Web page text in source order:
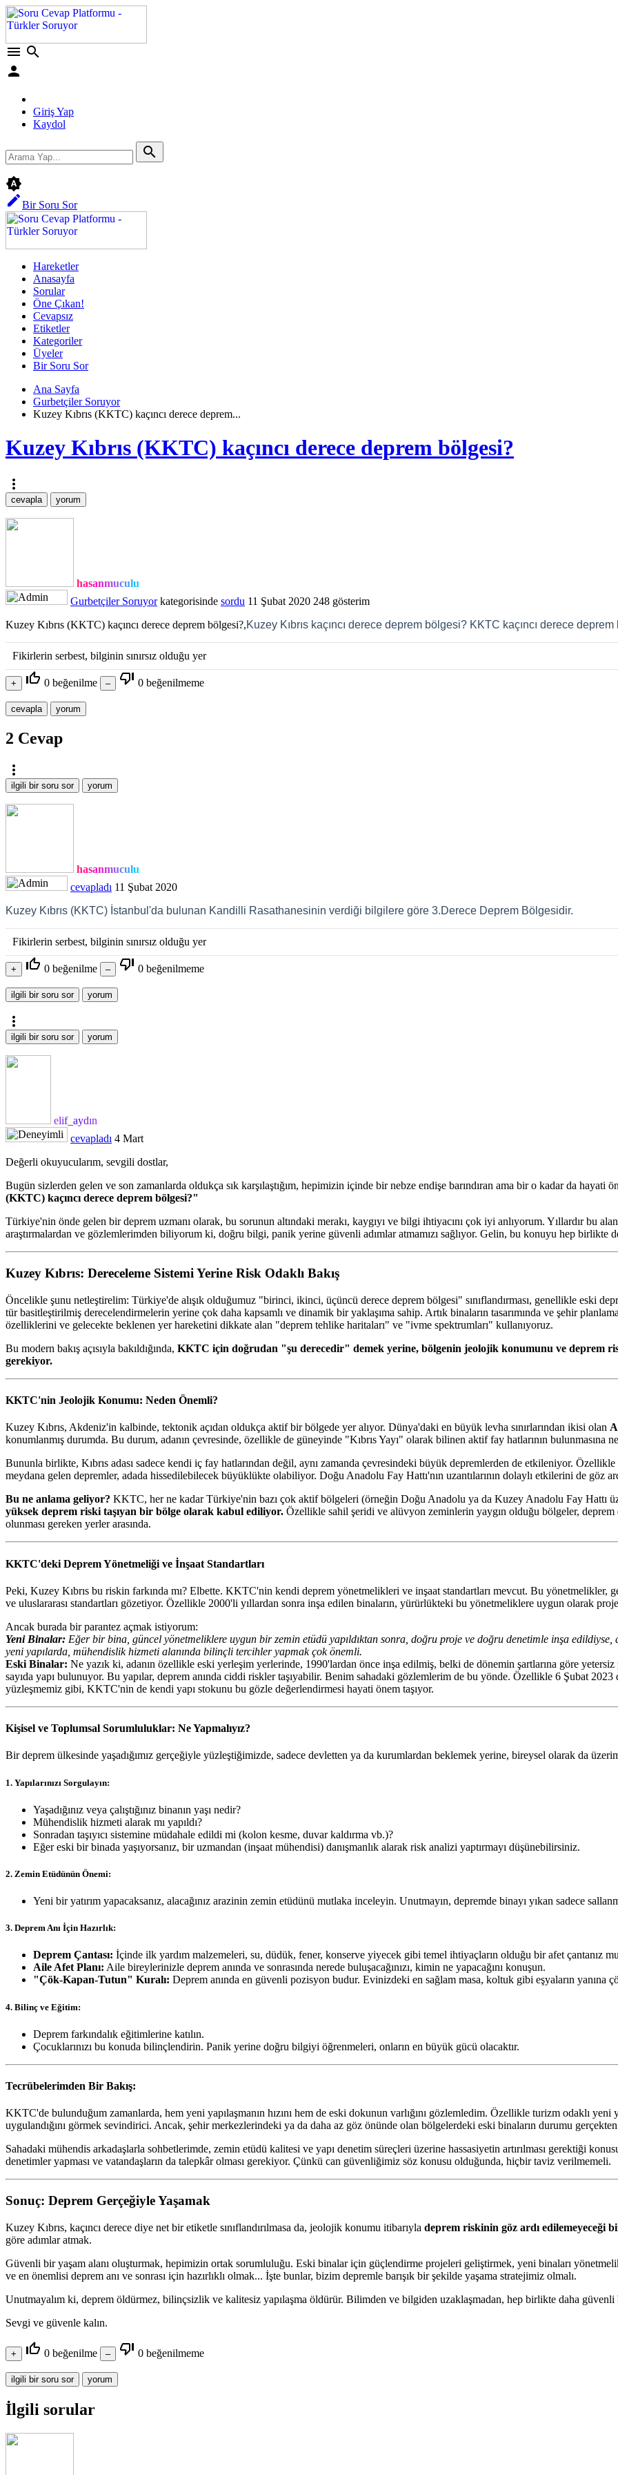
menu search
person
Giriş Yap
Kaydol
search
brightness_auto
editBir Soru Sor
Hareketler
Anasayfa
Sorular
Öne Çıkan!
Cevapsız
Etiketler
Kategoriler
Üyeler
Bir Soru Sor
Ana Sayfa
Gurbetçiler Soruyor
Kuzey Kıbrıs (KKTC) kaçıncı derece deprem...
Kuzey Kıbrıs (KKTC) kaçıncı derece deprem bölgesi?
more_vert
hasanmuculu
Gurbetçiler Soruyorkategorisinde sordu 11 Şubat 2020 248 gösterim
Kuzey Kıbrıs (KKTC) kaçıncı derece deprem bölgesi?,Kuzey Kıbrıs kaçıncı derece deprem bölgesi? KKTC kaçıncı derece
Fikirlerin serbest, bilginin sınırsız olduğu yer
thumb_up_off_alt 0 beğenilme thumb_down_off_alt 0 beğenilmeme
2 Cevap
more_vert
hasanmuculu
cevapladı 11 Şubat 2020
Kuzey Kıbrıs (KKTC) İstanbul'da bulunan Kandilli Rasathanesinin verdiği bilgilere göre 3.Derece Deprem Bölgesidir.
Fikirlerin serbest, bilginin sınırsız olduğu yer
thumb_up_off_alt 0 beğenilme thumb_down_off_alt 0 beğenilmeme
more_vert
elif_aydın
cevapladı 4 Mart
Değerli okuyucularım, sevgili dostlar,
Bugün sizlerden gelen ve son zamanlarda oldukça sık karşılaştığım, hepimizin içinde bir nebze endişe barındıran ama bir o kadar da hayati
(KKTC) kaçıncı derece deprem bölgesi?"
Türkiye'nin önde gelen bir deprem uzmanı olarak, bu sorunun altındaki merakı, kaygıyı ve bilgi ihtiyacını çok iyi anlıyorum. Yıllardır bu
araştırmalardan ve gözlemlerimden biliyorum ki, doğru bilgi, panik yerine güvenli adımlar atmamızı sağlıyor. Gelin, bu konuyu hep birlikte
Kuzey Kıbrıs: Dereceleme Sistemi Yerine Risk Odaklı Bakış
Öncelikle şunu netleştirelim: Türkiye'de alışık olduğumuz "birinci, ikinci, üçüncü derece deprem bölgesi" sınıflandırması, genellikle eski
tür basitleştirilmiş derecelendirmelerin yerine çok daha kapsamlı ve dinamik bir yaklaşıma sahip. Artık binaların tasarımında ve şehir
özelliklerini ve gelecekte beklenen yer hareketini dikkate alan "deprem tehlike haritaları" ve "ivme spektrumları" kullanıyoruz.
Bu modern bakış açısıyla bakıldığında, KKTC için doğrudan "şu derecedir" demek yerine, bölgenin jeolojik konumunu ve deprem
gerekiyor.
KKTC'nin Jeolojik Konumu: Neden Önemli?
Kuzey Kıbrıs, Akdeniz'in kalbinde, tektonik açıdan oldukça aktif bir bölgede yer alıyor. Dünya'daki en büyük levha sınırlarından ikisi olan
konumlanmış durumda. Bu durum, adanın çevresinde, özellikle de güneyinde "Kıbrıs Yayı" olarak bilinen aktif fay hatlarının bulunmasına
Bununla birlikte, Kıbrıs adası sadece kendi iç fay hatlarından değil, aynı zamanda çevresindeki büyük depremlerden de etkileniyor.
meydana gelen depremler, adada hissedilebilecek büyüklükte olabiliyor. Doğu Anadolu Fay Hattı'nın uzantılarının dolaylı etkilerini de göz
Bu ne anlama geliyor? KKTC, her ne kadar Türkiye'nin bazı çok aktif bölgeleri (örneğin Doğu Anadolu ya da Kuzey Anadolu Fay Hattı
yüksek deprem riski taşıyan bir bölge olarak kabul ediliyor. Özellikle sahil şeridi ve alüvyon zeminlerin yaygın olduğu bölgeler, deprem
olunması gereken yerler arasında.
KKTC'deki Deprem Yönetmeliği ve İnşaat Standartları
Peki, Kuzey Kıbrıs bu riskin farkında mı? Elbette. KKTC'nin kendi deprem yönetmelikleri ve inşaat standartları mevcut. Bu
ve uluslararası standartları gözetiyor. Özellikle 2000'li yıllardan sonra inşa edilen binaların, yürürlükteki bu yönetmeliklere uygun olarak
Ancak burada bir parantez açmak istiyorum:
Yeni Binalar: Eğer bir bina, güncel yönetmeliklere uygun bir zemin etüdü yapıldıktan sonra, doğru proje ve doğru denetimle inşa
yeni yapılarda, mühendislik hizmeti alanında bilinçli tercihler yapmak çok önemli.
Eski Binalar: Ne yazık ki, adanın özellikle eski yerleşim yerlerinde, 1990'lardan önce inşa edilmiş, belki de dönemin şartlarına göre
sayıda yapı bulunuyor. Bu yapılar, deprem anında ciddi riskler taşıyabilir. Benim sahadaki gözlemlerim de bu yönde. Özellikle 6 Şubat
yüzleşmemiz gibi, KKTC'nin de kendi yapı stokunu bu gözle değerlendirmesi hayati önem taşıyor.
Kişisel ve Toplumsal Sorumluluklar: Ne Yapmalıyız?
Bir deprem ülkesinde yaşadığımız gerçeğiyle yüzleştiğimizde, sadece devletten ya da kurumlardan beklemek yerine, bireysel olarak da
1. Yapılarınızı Sorgulayın:
Yaşadığınız veya çalıştığınız binanın yaşı nedir?
Mühendislik hizmeti alarak mı yapıldı?
Sonradan taşıyıcı sistemine müdahale edildi mi (kolon kesme, duvar kaldırma vb.)?
Eğer eski bir binada yaşıyorsanız, bir uzmandan (inşaat mühendisi) danışmanlık alarak risk analizi yaptırmayı düşünebilirsiniz.
2. Zemin Etüdünün Önemi:
Yeni bir yatırım yapacaksanız, alacağınız arazinin zemin etüdünü mutlaka inceleyin. Unutmayın, depremde binayı yıkan sadece
3. Deprem Anı İçin Hazırlık:
Deprem Çantası: İçinde ilk yardım malzemeleri, su, düdük, fener, konserve yiyecek gibi temel ihtiyaçların olduğu bir afet çantanız
Aile Afet Planı: Aile bireylerinizle deprem anında ve sonrasında nerede buluşacağınızı, kimin ne yapacağını konuşun.
"Çök-Kapan-Tutun" Kuralı: Deprem anında en güvenli pozisyon budur. Evinizdeki en sağlam masa, koltuk gibi eşyaların yanına
4. Bilinç ve Eğitim:
Deprem farkındalık eğitimlerine katılın.
Çocuklarınızı bu konuda bilinçlendirin. Panik yerine doğru bilgiyi öğrenmeleri, onların en büyük gücü olacaktır.
Tecrübelerimden Bir Bakış:
KKTC'de bulunduğum zamanlarda, hem yeni yapılaşmanın hızını hem de eski dokunun varlığını gözlemledim. Özellikle turizm odaklı
uygulandığını görmek sevindirici. Ancak, şehir merkezlerindeki ya da daha az göz önünde olan bölgelerdeki eski binaların durumu
Sahadaki mühendis arkadaşlarla sohbetlerimde, zemin etüdü kalitesi ve yapı denetim süreçleri üzerine hassasiyetin artırılması gerektiği
denetimler yapması ve vatandaşların da talepkâr olması gerekiyor. Çünkü can güvenliğimiz söz konusu olduğunda, hiçbir taviz verilmemeli.
Sonuç: Deprem Gerçeğiyle Yaşamak
Kuzey Kıbrıs, kaçıncı derece diye net bir etiketle sınıflandırılmasa da, jeolojik konumu itibarıyla deprem riskinin göz ardı edilemeyeceği
göre adımlar atmak.
Güvenli bir yaşam alanı oluşturmak, hepimizin ortak sorumluluğu. Eski binalar için güçlendirme projeleri geliştirmek, yeni binaları
ve en önemlisi deprem anı ve sonrası için hazırlıklı olmak... İşte bunlar, bizim depremle barışık bir şekilde yaşama stratejimiz olmalı.
Unutmayalım ki, deprem öldürmez, bilinçsizlik ve kalitesiz yapılaşma öldürür. Bilimden ve bilgiden uzaklaşmadan, hep birlikte daha güvenli
Sevgi ve güvenle kalın.
thumb_up_off_alt 0 beğenilme thumb_down_off_alt 0 beğenilmeme
İlgili sorular